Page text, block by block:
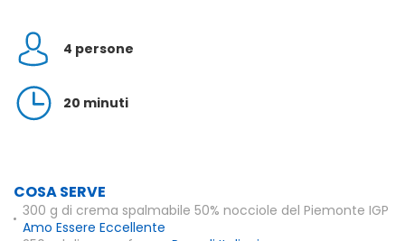
4 persone
20 minuti
COSA SERVE
300 g di crema spalmabile 50% nocciole del Piemonte IGP
Amo Essere Eccellente